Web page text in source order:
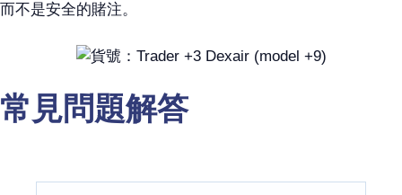
而不是安全的賭注。
常見問題解答